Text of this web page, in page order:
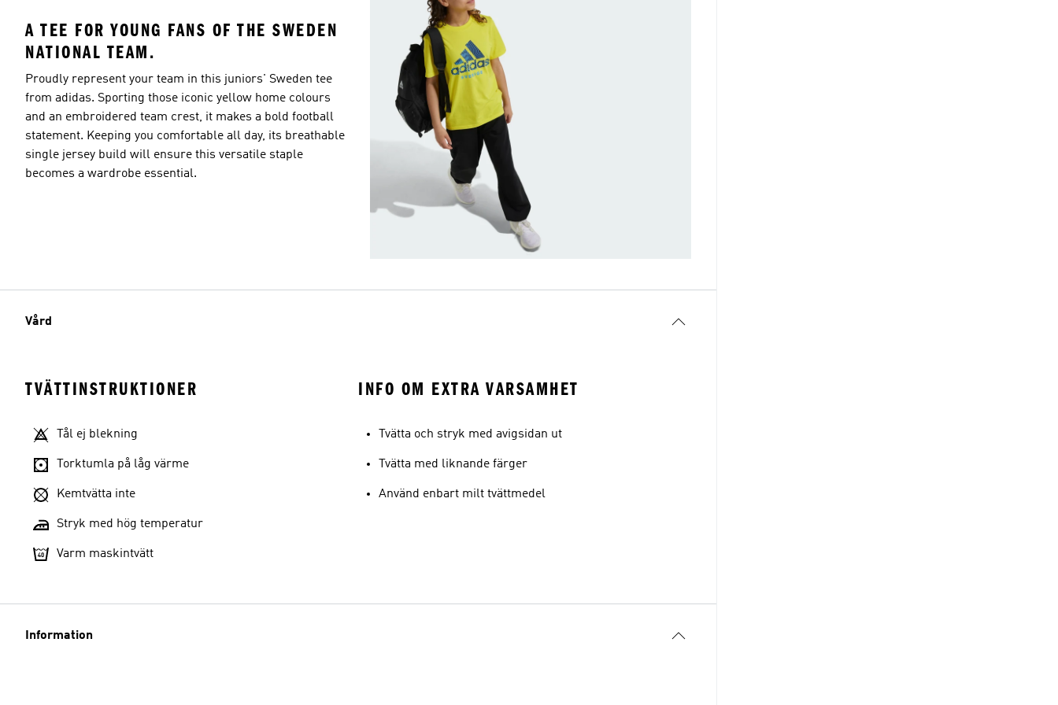
A TEE FOR YOUNG FANS OF THE SWEDEN
NATIONAL TEAM.
Proudly represent your team in this juniors' Sweden tee
from adidas. Sporting those iconic yellow home colours
and an embroidered team crest, it makes a bold football
statement. Keeping you comfortable all day, its breathable
single jersey build will ensure this versatile staple
becomes a wardrobe essential.
Vård
TVÄTTINSTRUKTIONER
Tål ej blekning
Torktumla på låg värme
Kemtvätta inte
Stryk med hög temperatur
Varm maskintvätt
INFO OM EXTRA VARSAMHET
Tvätta och stryk med avigsidan ut
Tvätta med liknande färger
Använd enbart milt tvättmedel
Information